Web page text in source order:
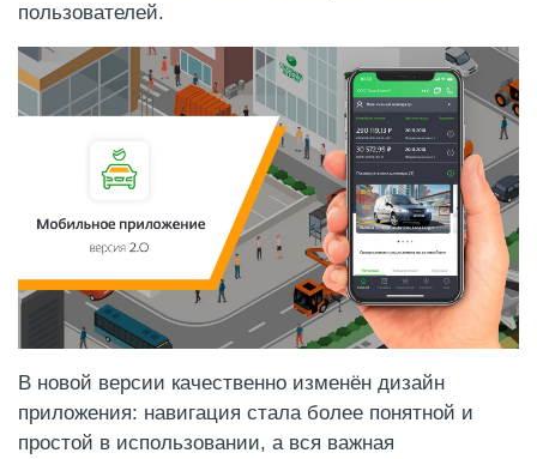
пользователей.
В новой версии качественно изменён дизайн
приложения: навигация стала более понятной и
простой в использовании, а вся важная